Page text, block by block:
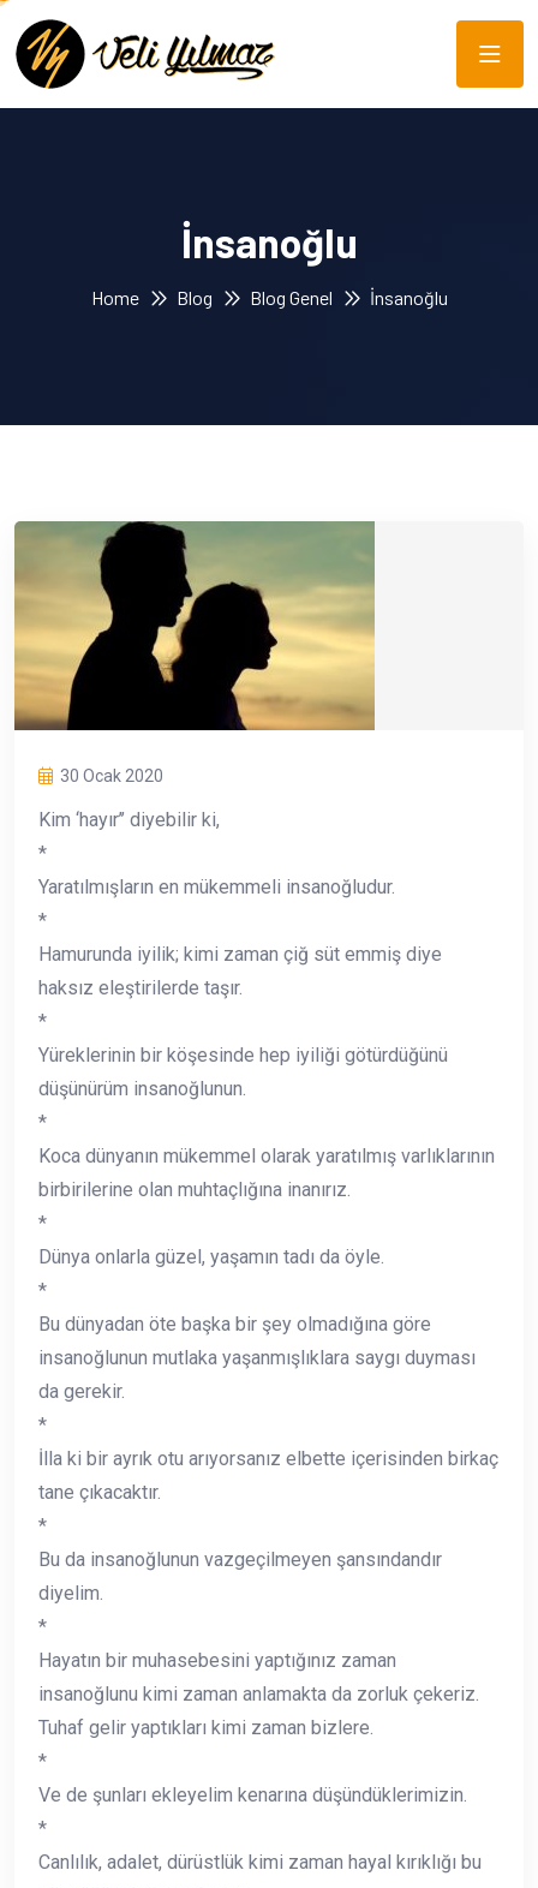
İnsanoğlu
Home Blog Blog Genel İnsanoğlu
30 Ocak 2020
Kim ‘hayır’’ diyebilir ki,
*
Yaratılmışların en mükemmeli insanoğludur.
*
Hamurunda iyilik; kimi zaman çiğ süt emmiş diye
haksız eleştirilerde taşır.
*
Yüreklerinin bir köşesinde hep iyiliği götürdüğünü
düşünürüm insanoğlunun.
*
Koca dünyanın mükemmel olarak yaratılmış varlıklarının
birbirilerine olan muhtaçlığına inanırız.
*
Dünya onlarla güzel, yaşamın tadı da öyle.
*
Bu dünyadan öte başka bir şey olmadığına göre
insanoğlunun mutlaka yaşanmışlıklara saygı duyması
da gerekir.
*
İlla ki bir ayrık otu arıyorsanız elbette içerisinden birkaç
tane çıkacaktır.
*
Bu da insanoğlunun vazgeçilmeyen şansındandır
diyelim.
*
Hayatın bir muhasebesini yaptığınız zaman
insanoğlunu kimi zaman anlamakta da zorluk çekeriz.
Tuhaf gelir yaptıkları kimi zaman bizlere.
*
Ve de şunları ekleyelim kenarına düşündüklerimizin.
*
Canlılık, adalet, dürüstlük kimi zaman hayal kırıklığı bu